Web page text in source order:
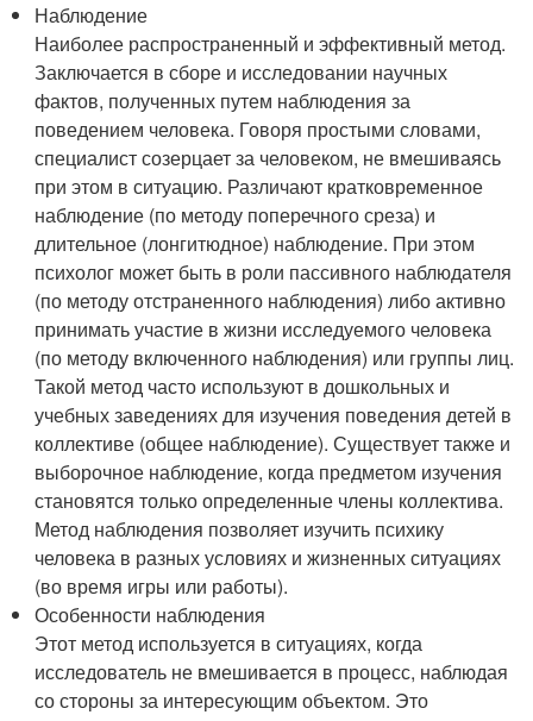
Наблюдение
Наиболее распространенный и эффективный метод.
Заключается в сборе и исследовании научных
фактов, полученных путем наблюдения за
поведением человека. Говоря простыми словами,
специалист созерцает за человеком, не вмешиваясь
при этом в ситуацию. Различают кратковременное
наблюдение (по методу поперечного среза) и
длительное (лонгитюдное) наблюдение. При этом
психолог может быть в роли пассивного наблюдателя
(по методу отстраненного наблюдения) либо активно
принимать участие в жизни исследуемого человека
(по методу включенного наблюдения) или группы лиц.
Такой метод часто используют в дошкольных и
учебных заведениях для изучения поведения детей в
коллективе (общее наблюдение). Существует также и
выборочное наблюдение, когда предметом изучения
становятся только определенные члены коллектива.
Метод наблюдения позволяет изучить психику
человека в разных условиях и жизненных ситуациях
(во время игры или работы).
Особенности наблюдения
Этот метод используется в ситуациях, когда
исследователь не вмешивается в процесс, наблюдая
со стороны за интересующим объектом. Это